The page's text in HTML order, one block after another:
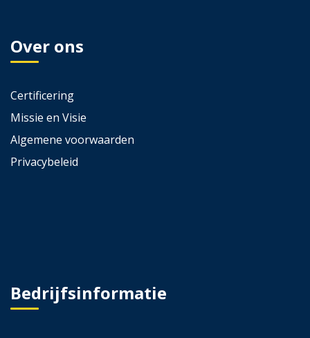
Over ons
Certificering
Missie en Visie
Algemene voorwaarden
Privacybeleid
Bedrijfsinformatie